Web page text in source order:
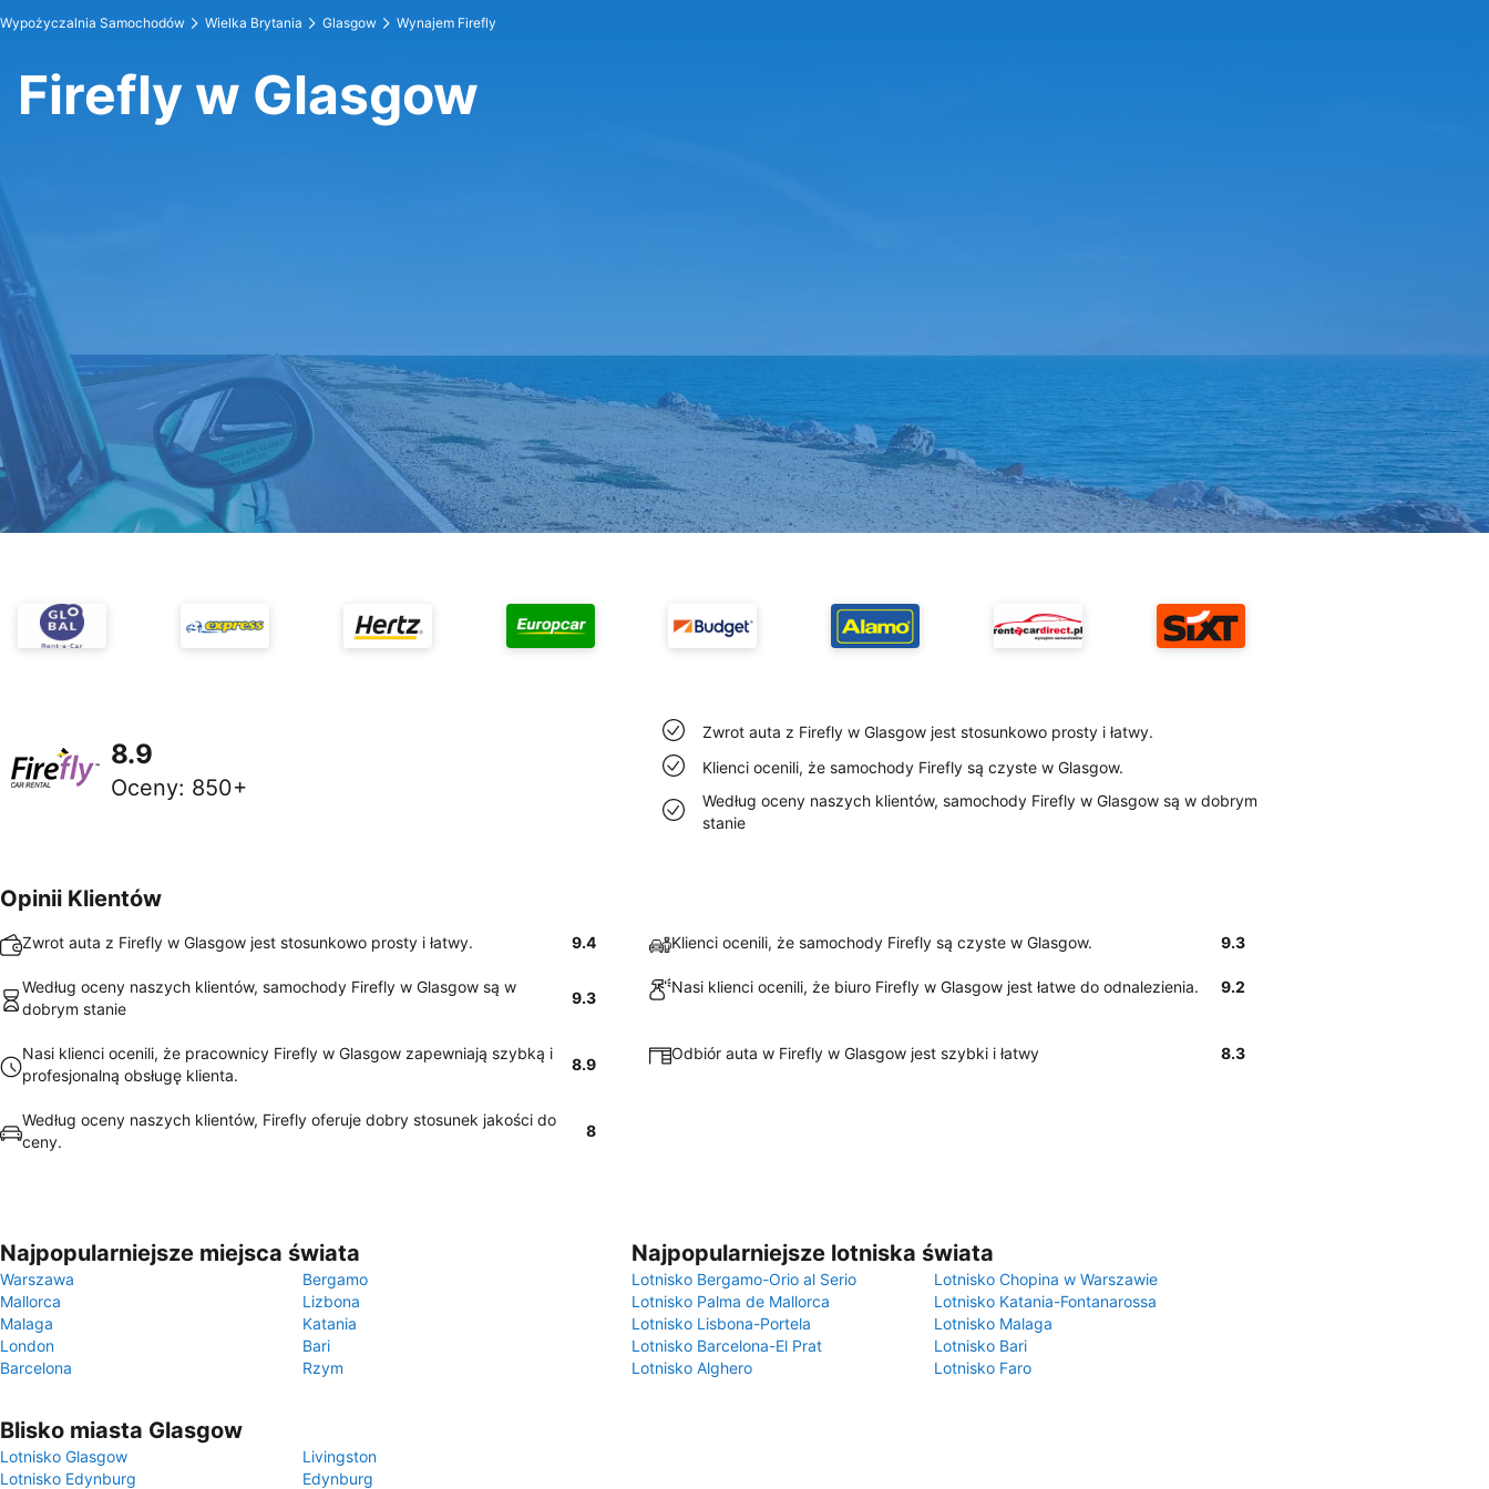
Wypożyczalnia Samochodów Wielka Brytania Glasgow Wynajem Firefly
Firefly w Glasgow
8.9
Oceny: 850+
Zwrot auta z Firefly w Glasgow jest stosunkowo prosty i łatwy.
Klienci ocenili, że samochody Firefly są czyste w Glasgow.
Według oceny naszych klientów, samochody Firefly w Glasgow są w dobrym
stanie
Opinii Klientów
Zwrot auta z Firefly w Glasgow jest stosunkowo prosty i łatwy. 9.4 Klienci ocenili, że samochody Firefly są czyste w Glasgow. 9.3
Według oceny naszych klientów, samochody Firefly w Glasgow są w
dobrym stanie
9.3
Nasi klienci ocenili, że biuro Firefly w Glasgow jest łatwe do odnalezienia. 9.2
Nasi klienci ocenili, że pracownicy Firefly w Glasgow zapewniają szybką i
profesjonalną obsługę klienta.
8.9
Odbiór auta w Firefly w Glasgow jest szybki i łatwy 8.3
Według oceny naszych klientów, Firefly oferuje dobry stosunek jakości do
ceny.
8
Najpopularniejsze miejsca świata
Warszawa
Bergamo
Mallorca
Lizbona
Malaga
Katania
London
Bari
Barcelona
Rzym
Najpopularniejsze lotniska świata
Lotnisko Bergamo-Orio al Serio
Lotnisko Chopina w Warszawie
Lotnisko Palma de Mallorca
Lotnisko Katania-Fontanarossa
Lotnisko Lisbona-Portela
Lotnisko Malaga
Lotnisko Barcelona-El Prat
Lotnisko Bari
Lotnisko Alghero
Lotnisko Faro
Blisko miasta Glasgow
Lotnisko Glasgow
Livingston
Lotnisko Edynburg
Edynburg